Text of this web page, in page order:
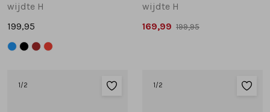
wijdte H
199,95
wijdte H
169,99 199,95
1 /2 1 /2